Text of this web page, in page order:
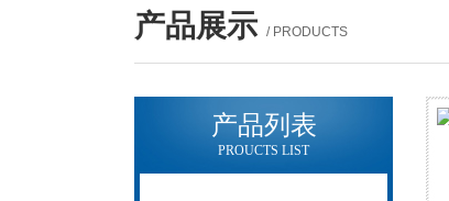
产品展示 / PRODUCTS
产品列表
PROUCTS LIST